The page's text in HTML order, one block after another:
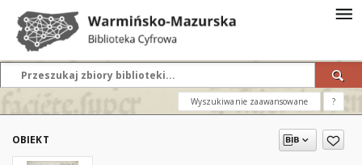
Wyszukiwanie zaawansowane ?
OBIEKT